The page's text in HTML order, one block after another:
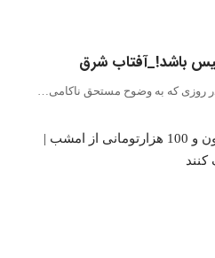
باشد!_آفتاب شرق
روزی که به وضوح مستحق ناکامی…